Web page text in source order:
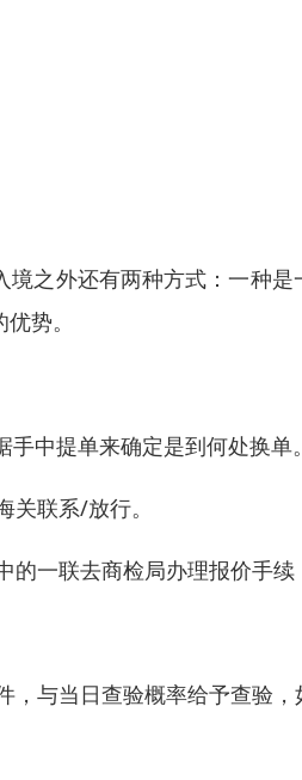
之外还有两种方式：一种
势。
中提单来确定是到何处换单
联系/放行。
一联去商检局办理报价手续
与当日查验概率给予查验，